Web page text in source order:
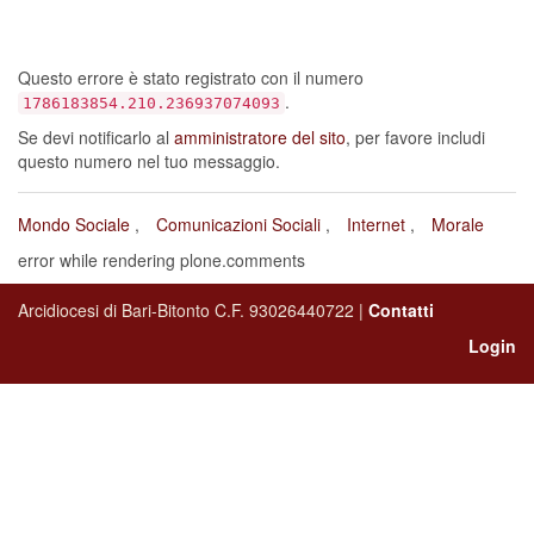
Questo errore è stato registrato con il numero
1786183854.210.236937074093 .
Se devi notificarlo al amministratore del sito, per favore includi
questo numero nel tuo messaggio.
Mondo Sociale Comunicazioni Sociali Internet
Morale
error while rendering plone.comments
Arcidiocesi di Bari-Bitonto C.F. 93026440722 | Contatti
Login